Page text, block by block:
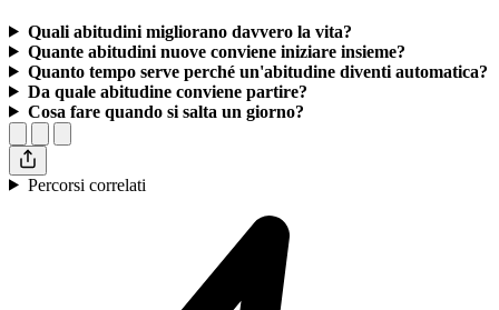
Quali abitudini migliorano davvero la vita?
Quante abitudini nuove conviene iniziare insieme?
Quanto tempo serve perché un'abitudine diventi automatica?
Da quale abitudine conviene partire?
Cosa fare quando si salta un giorno?
Percorsi correlati